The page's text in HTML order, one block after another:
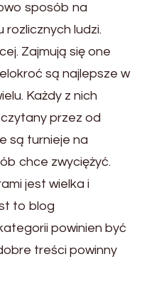
sposób na
rozlicznych ludzi.
Zajmują się one
są najlepsze w
Każdy z nich
przez od
są turnieje na
chce zwyciężyć.
jest wielka i
to blog
powinien być
treści powinny